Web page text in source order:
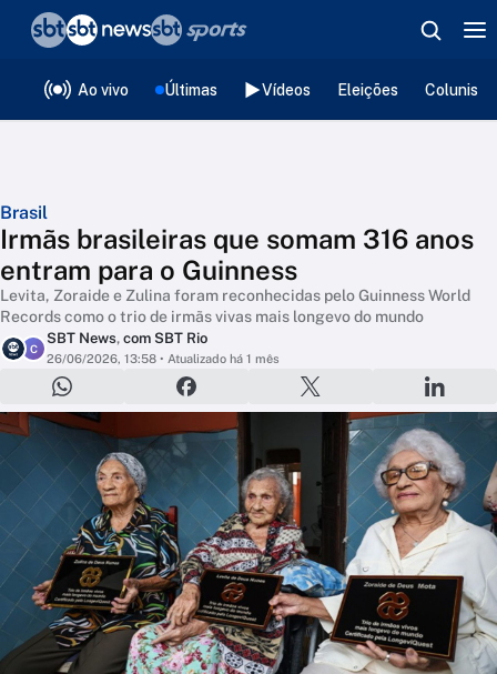
Ao vivo Últimas Vídeos Eleições
Brasil
Irmãs brasileiras que somam 316 anos
entram para o Guinness
Levita, Zoraide e Zulina foram reconhecidas pelo Guinness World
Records como o trio de irmãs vivas mais longevo do mundo
C
SBT News, com SBT Rio
26/06/2026, 13:58 • Atualizado há 1 mês
❮voltar
Editorias